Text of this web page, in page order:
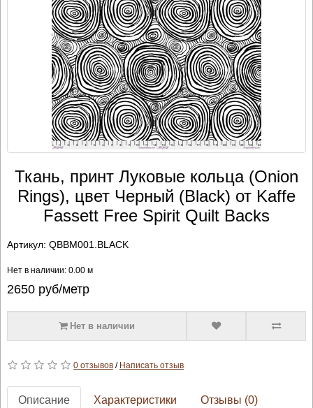
Ткань, принт Луковые кольца (Onion
Rings), цвет Черный (Black) от Kaffe
Fassett Free Spirit Quilt Backs
Артикул: QBBM001.BLACK
Нет в наличии: 0.00 м
2650руб/метр
Нет в наличии
0 отзывов/ Написать отзыв
Описание Характеристики Отзывы (0)